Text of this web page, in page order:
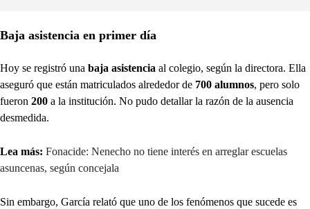
Baja asistencia en primer día
Hoy se registró una baja asistencia al colegio, según la directora. Ella
aseguró que están matriculados alrededor de 700 alumnos, pero solo
fueron 200 a la institución. No pudo detallar la razón de la ausencia
desmedida.
Lea más: Fonacide: Nenecho no tiene interés en arreglar escuelas
asuncenas, según concejala
Sin embargo, García relató que uno de los fenómenos que sucede es